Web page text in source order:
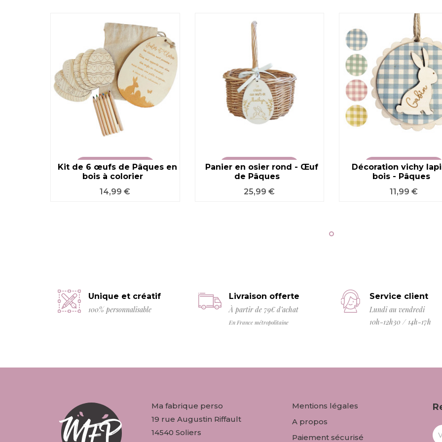
Kit de 6 œufs de Pâques en
bois à colorier
Prix
14,99 €
VOIR LE PRODUIT
Panier en osier rond - Œuf
de Pâques
Prix
25,99 €
VOIR LE PRODUIT
Décoration vichy
bois - Pâques
Prix
11,99 €
VOIR LE PRODUIT
Unique et créatif
100% personnalisable
Livraison offerte
À partir de 79€ d’achat
En France métropolitaine
Service client
Lundi au vendredi
10h-12h30 / 14h-17h
Ma fabrique perso
19 rue Augustin Riffault
14540 Soliers
Mentions légales
A propos
Paiement sécurisé